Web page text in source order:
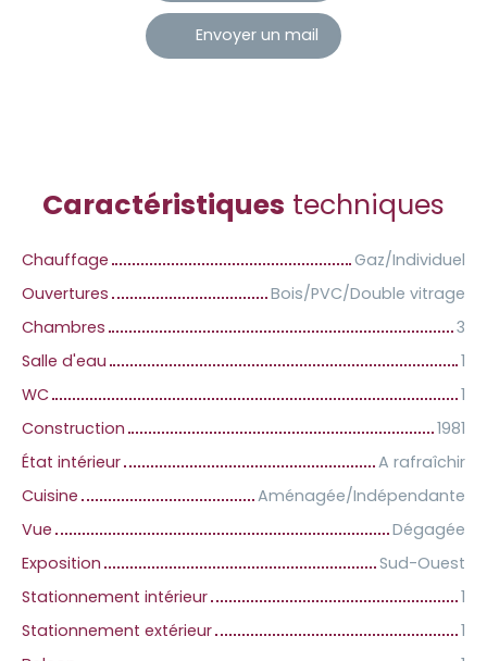
Envoyer un mail
Caractéristiques techniques
Chauffage
Gaz/Individuel
Ouvertures
Bois/PVC/Double vitrage
Chambres
3
Salle d'eau
1
WC
1
Construction
1981
État intérieur
A rafraîchir
Cuisine
Aménagée/Indépendante
Vue
Dégagée
Exposition
Sud-Ouest
Stationnement intérieur
1
Stationnement extérieur
1